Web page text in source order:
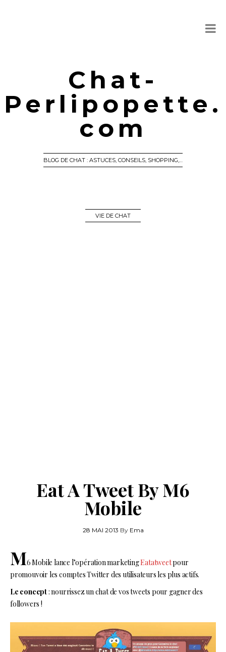
Chat-
Perlipopette.
com
BLOG DE CHAT : ASTUCES, CONSEILS, SHOPPING,…
VIE DE CHAT
Eat A Tweet By M6
Mobile
28 MAI 2013 By Ema
M6 Mobile lance l’opération marketingEatatweetpour
promouvoir les comptes Twitter des utilisateurs les plus actifs.
Le concept: nourrissez un chat de vos tweets pour gagner des
followers !